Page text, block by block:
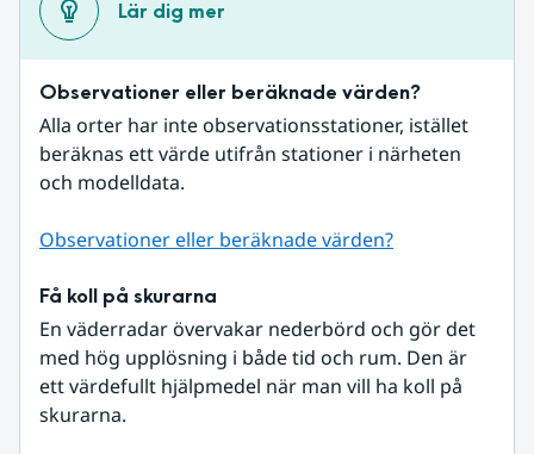
Lär dig mer
Observationer eller beräknade värden?
Alla orter har inte observationsstationer, istället
beräknas ett värde utifrån stationer i närheten
och modelldata.
Observationer eller beräknade värden?
Få koll på skurarna
En väderradar övervakar nederbörd och gör det
med hög upplösning i både tid och rum. Den är
ett värdefullt hjälpmedel när man vill ha koll på
skurarna.